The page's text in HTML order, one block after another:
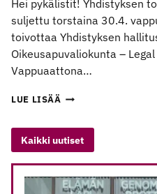
Hei pykälistit! Yhdistyksen
suljettu torstaina 30.4.
toivottaa Yhdistyksen
Oikeusapuvaliokunta –
Vappuaattona…
LUE LISÄÄ TOIMISTON
PÄIVYSTYKSEN
VIIKOLLA
18
–
Kaikki uutiset